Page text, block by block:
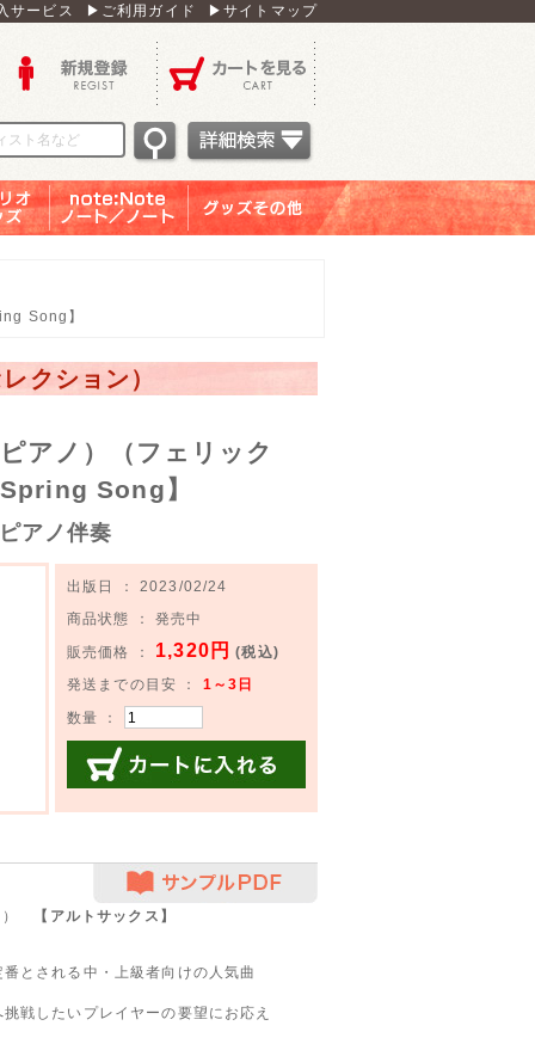
サービス ▶ご利用ガイド ▶サイトマップ
Song】
クション）
アノ）（フェリック
Song】
アノ伴奏
出版日 ： 2023/02/24
商品状態 ： 発売中
販売価格 ： 1,320円 (税込)
発送までの目安 ： 1～3日
数量 ：
サンプルPDF
） 【アルトサックス】
とされる中・上級者向けの人気曲
戦したいプレイヤーの要望にお応え